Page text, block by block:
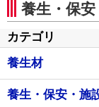
養生・保
カテゴリ
養生材
養生・保安・施